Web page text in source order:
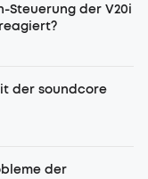
Steuerung der V20i
der soundcore
der